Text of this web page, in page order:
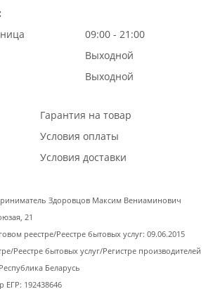
09:00 - 21:00
Выходной
Выходной
Гарантия на товар
Условия оплаты
Условия доставки
Здоровцов Максим Вениаминович
21
реестре/Реестре бытовых услуг: 09.06.2015
Реестре бытовых услуг/Регистре производителей
Беларусь
ЕГР: 192438646